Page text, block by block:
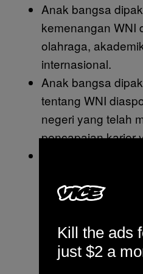
Anak bangsa
kemenangan WNI
olahraga,
internasional.
Anak bangsa
tentang WNI
negeri yang telah
pencapaian karier
capaian WNI yang
membuat
terobosan baru
tapi jadi wah
Kill the ads
just $2 a